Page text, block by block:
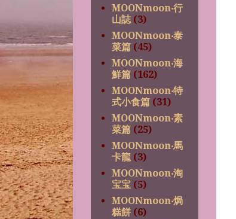
MOONmoon‧行
山誌 (3)
MOONmoon‧泰
菜篇 (45)
MOONmoon‧海
鮮篇 (162)
MOONmoon‧特
式小食篇 (31)
MOONmoon‧素
菜篇 (25)
MOONmoon‧馬
卡龍 (3)
MOONmoon‧淘
宝宝 (5)
MOONmoon‧焗
糕餅 (6)